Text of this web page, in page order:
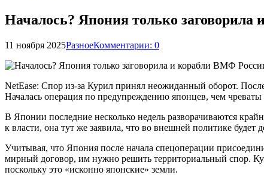
Началось? Япония только
11 ноября 2025РазноеКомментарии: 0
NetEase: Спор из-за Курил принял неожиданный оборот.
Началась операция по предупреждению японцев, чем чреваты
В Японии последние несколько недель разворачиваются
к власти, она тут же заявила, что во внешней политике
Учитывая, что Япония после начала спецоперации
мирный договор, им нужно решить территориальный спор.
поскольку это «исконно японские» земли.